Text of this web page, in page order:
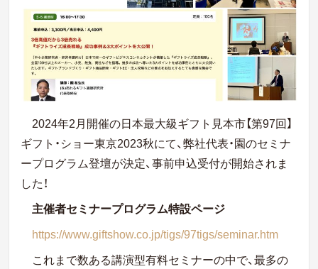
2024年2月開催の日本最大級ギフト見本市【第97回】
ギフト・ショー東京2023秋にて、弊社代表・園のセミナ
ープログラム登壇が決定、事前申込受付が開始されま
した！
主催者セミナープログラム特設ページ
https://www.giftshow.co.jp/tigs/97tigs/seminar.htm
これまで数ある講演型有料セミナーの中で、最多の